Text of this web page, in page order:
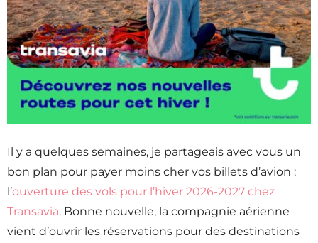
Il y a quelques semaines, je partageais avec vous un
bon plan pour payer moins cher vos billets d’avion :
l’ouverture des vols pour l’hiver 2026-2027 chez
Transavia. Bonne nouvelle, la compagnie aérienne
vient d’ouvrir les réservations pour des destinations